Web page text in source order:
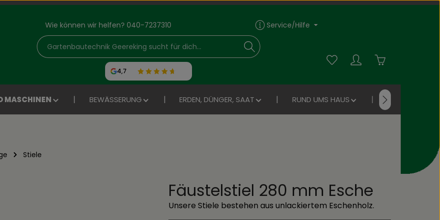
Wie können wir helfen? 040-7237310 Service/Hilfe
4,7
Du hast 0 Produkte auf dem
MASCHINEN BEWÄSSERUNG ERDEN, DÜNGER, SAAT RUND UMS HAUS NEU!
Stiele
Fäustelstiel 280 mm Esche
Unsere Stiele bestehen aus unlackiertem Eschenholz.